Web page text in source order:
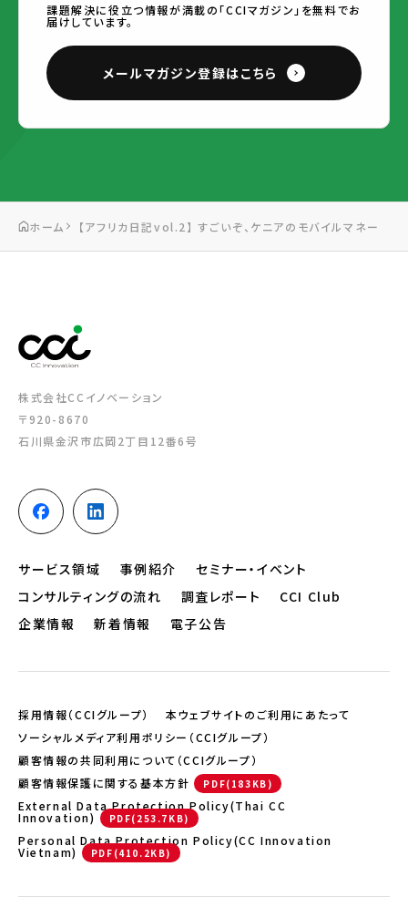
課題解決に役立つ情報が満載の「CCIマガジン」を無料でお
届けしています。
メールマガジン登録はこちら
ホーム 【アフリカ日記vol.2】 すごいぞ、ケニアのモバイルマネー
株式会社CCイノベーション
〒920-8670
石川県金沢市広岡2丁目12番6号
サービス領域 事例紹介
セミナー・イベント
コンサルティングの流れ
調査レポート
CCI Club
企業情報
新着情報 電子公告
採用情報（CCIグループ）
本ウェブサイトのご利用にあたって
ソーシャルメディア利用ポリシー（CCIグループ）
顧客情報の共同利用について（CCIグループ）
顧客情報保護に関する基本方針
External Data Protection Policy(Thai CC
Innovation)
Personal Data Protection Policy(CC Innovation
Vietnam)